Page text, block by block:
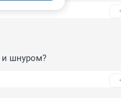
и шнуром?